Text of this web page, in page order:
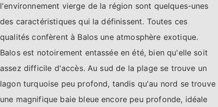
l'environnement vierge de la région sont quelques-unes
des caractéristiques qui la définissent. Toutes ces
qualités confèrent à Balos une atmosphère exotique.
Balos est notoirement entassée en été, bien qu'elle soit
assez difficile d'accès. Au sud de la plage se trouve un
lagon turquoise peu profond, tandis qu'au nord se trouve
une magnifique baie bleue encore peu profonde, idéale